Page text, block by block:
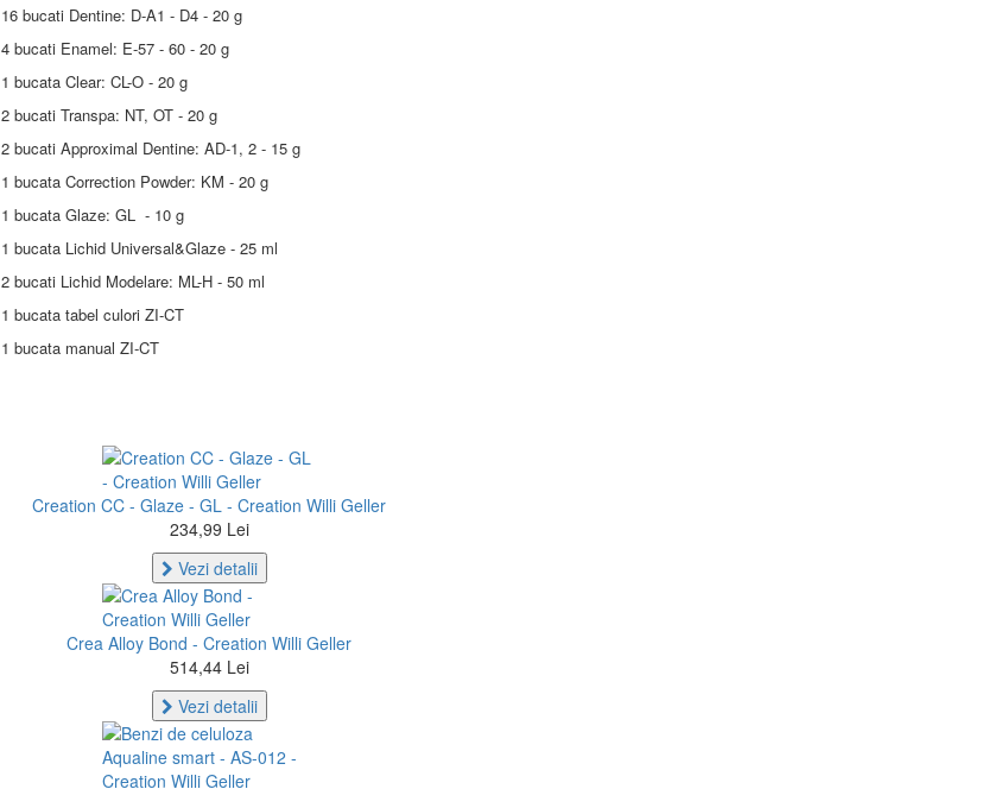
16 bucati Dentine: D-A1 - D4 - 20 g
4 bucati Enamel: E-57 - 60 - 20 g
1 bucata Clear: CL-O - 20 g
2 bucati Transpa: NT, OT - 20 g
2 bucati Approximal Dentine: AD-1, 2 - 15 g
1 bucata Correction Powder: KM - 20 g
1 bucata Glaze: GL - 10 g
1 bucata Lichid Universal&Glaze - 25 ml
2 bucati Lichid Modelare: ML-H - 50 ml
1 bucata tabel culori ZI-CT
1 bucata manual ZI-CT
Creation CC - Glaze - GL - Creation Willi Geller
234,99 Lei
Vezi detalii
Crea Alloy Bond - Creation Willi Geller
514,44 Lei
Vezi detalii